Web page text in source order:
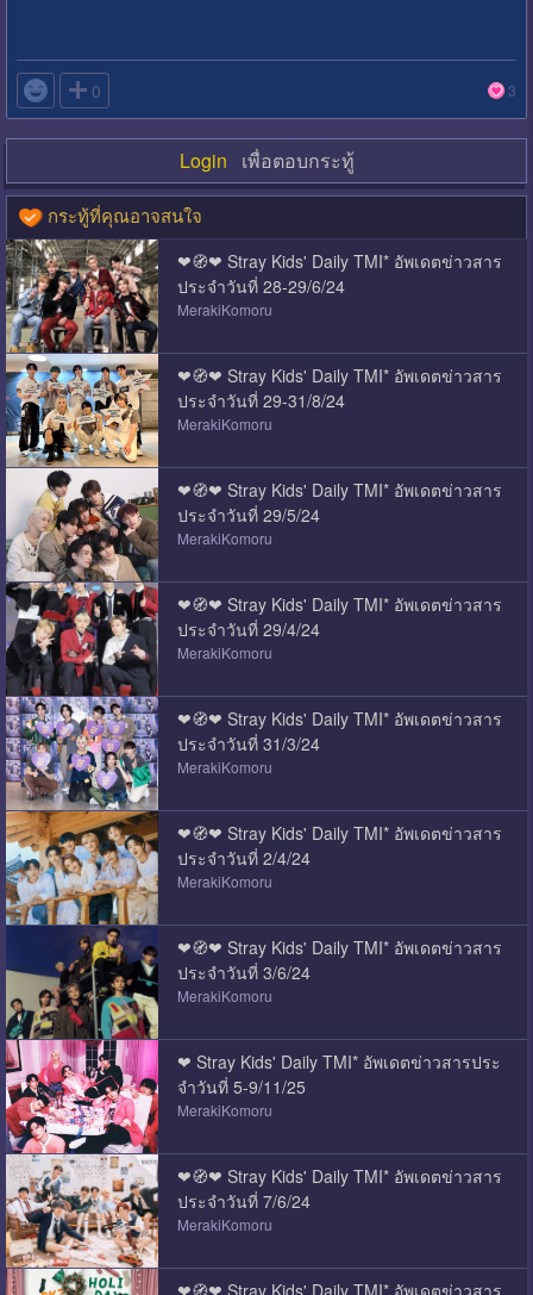
 0 3
Login เพื่อตอบกระทู้
กระทู้ที่คุณอาจสนใจ
❤🧭❤ Stray Kids' Daily TMI* อัพเดตข่าวสาร
ประจำวันที่ 28-29/6/24
MerakiKomoru
❤🧭❤ Stray Kids' Daily TMI* อัพเดตข่าวสาร
ประจำวันที่ 29-31/8/24
MerakiKomoru
❤🧭❤ Stray Kids' Daily TMI* อัพเดตข่าวสาร
ประจำวันที่ 29/5/24
MerakiKomoru
❤🧭❤ Stray Kids' Daily TMI* อัพเดตข่าวสาร
ประจำวันที่ 29/4/24
MerakiKomoru
❤🧭❤ Stray Kids' Daily TMI* อัพเดตข่าวสาร
ประจำวันที่ 31/3/24
MerakiKomoru
❤🧭❤ Stray Kids' Daily TMI* อัพเดตข่าวสาร
ประจำวันที่ 2/4/24
MerakiKomoru
❤🧭❤ Stray Kids' Daily TMI* อัพเดตข่าวสาร
ประจำวันที่ 3/6/24
MerakiKomoru
❤ Stray Kids' Daily TMI* อัพเดตข่าวสารประ
จำวันที่ 5-9/11/25
MerakiKomoru
❤🧭❤ Stray Kids' Daily TMI* อัพเดตข่าวสาร
ประจำวันที่ 7/6/24
MerakiKomoru